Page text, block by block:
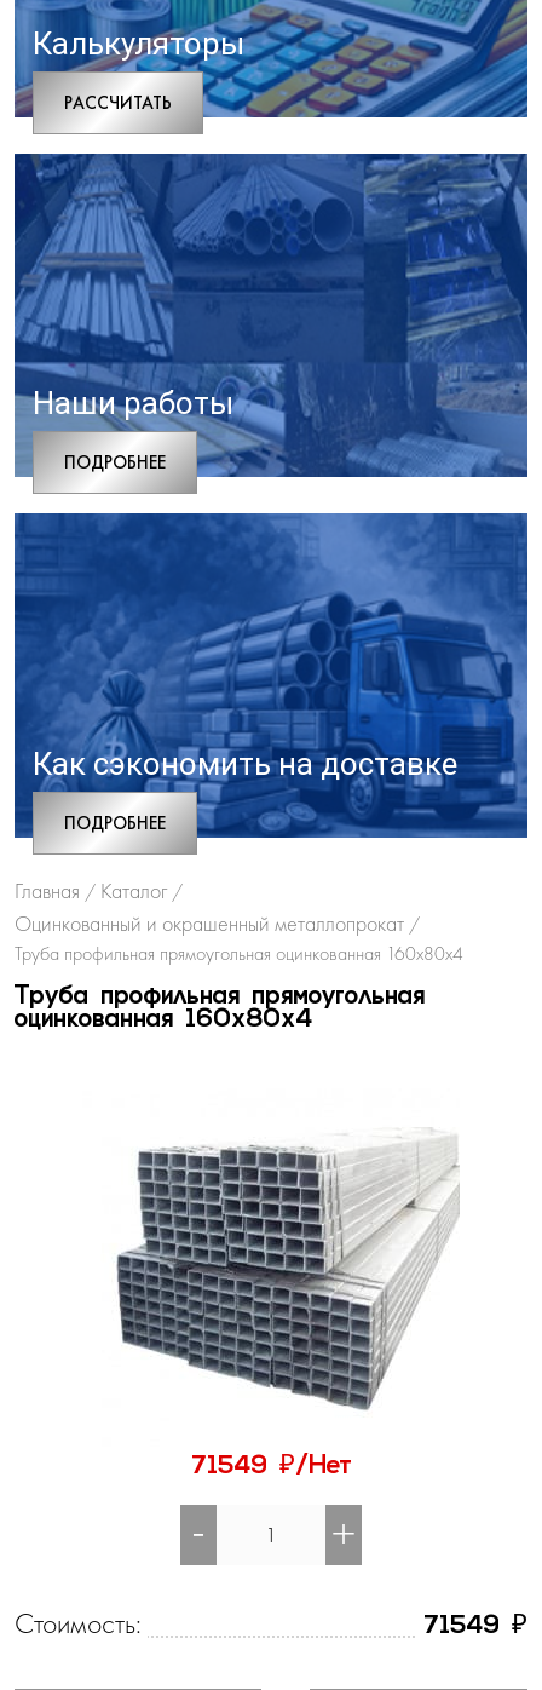
Калькуляторы
РАCСЧИТАТЬ
Наши работы
ПОДРОБНЕЕ
Как сэкономить на доставке
ПОДРОБНЕЕ
Главная / Каталог /
Оцинкованный и окрашенный металлопрокат /
Труба профильная прямоугольная оцинкованная 160х80х4
Труба профильная прямоугольная
оцинкованная 160х80х4
71549 ₽/Нет
- +
Стоимость: 71549 ₽